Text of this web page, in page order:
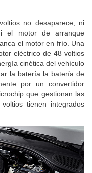
no desaparece, ni
el motor de arranque
el motor en frío. Una
eléctrico de 48 voltios
cinética del vehículo
la batería la batería de
por un convertidor
que gestionan las
tienen integrados